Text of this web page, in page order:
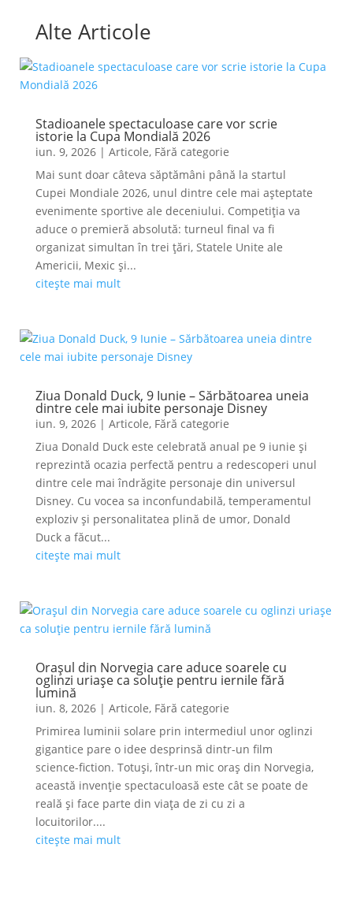
Alte Articole
Stadioanele spectaculoase care vor scrie
istorie la Cupa Mondială 2026
iun. 9, 2026| Articole, Fără categorie
Mai sunt doar câteva săptămâni până la startul
Cupei Mondiale 2026, unul dintre cele mai așteptate
evenimente sportive ale deceniului. Competiția va
aduce o premieră absolută: turneul final va fi
organizat simultan în trei țări, Statele Unite ale
Americii, Mexic și...
citește mai mult
Ziua Donald Duck, 9 Iunie – Sărbătoarea uneia
dintre cele mai iubite personaje Disney
iun. 9, 2026| Articole, Fără categorie
Ziua Donald Duck este celebrată anual pe 9 iunie și
reprezintă ocazia perfectă pentru a redescoperi unul
dintre cele mai îndrăgite personaje din universul
Disney. Cu vocea sa inconfundabilă, temperamentul
exploziv și personalitatea plină de umor, Donald
Duck a făcut...
citește mai mult
Orașul din Norvegia care aduce soarele cu
oglinzi uriașe ca soluție pentru iernile fără
lumină
iun. 8, 2026| Articole, Fără categorie
Primirea luminii solare prin intermediul unor oglinzi
gigantice pare o idee desprinsă dintr-un film
science-fiction. Totuși, într-un mic oraș din Norvegia,
această invenție spectaculoasă este cât se poate de
reală și face parte din viața de zi cu zi a
locuitorilor....
citește mai mult